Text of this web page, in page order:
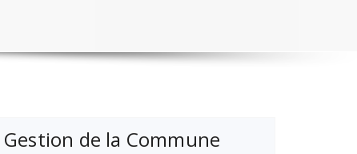
Gestion de la Commune